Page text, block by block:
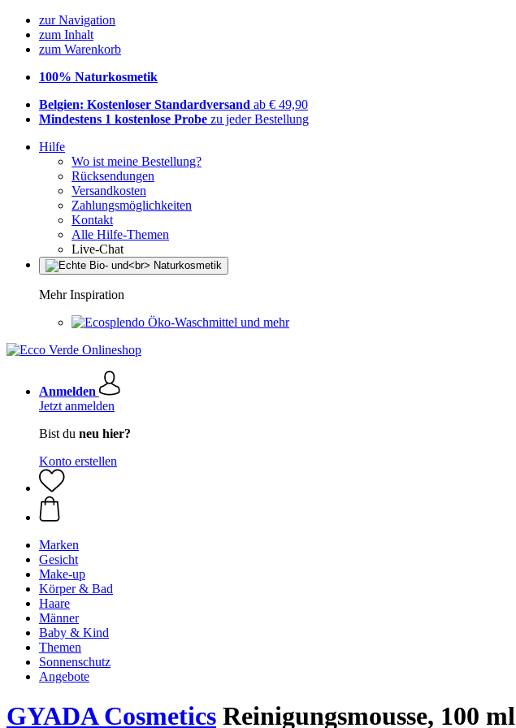
zur Navigation
zum Inhalt
zum Warenkorb
100% Naturkosmetik
Belgien: Kostenloser Standardversand ab € 49,90
Mindestens 1 kostenlose Probe zu jeder Bestellung
Hilfe
Wo ist meine Bestellung?
Rücksendungen
Versandkosten
Zahlungsmöglichkeiten
Kontakt
Alle Hilfe-Themen
Live-Chat
Mehr Inspiration
Öko-Waschmittel und mehr
Anmelden
Jetzt anmelden
Bist du neu hier?
Konto erstellen
Marken
Gesicht
Make-up
Körper & Bad
Haare
Männer
Baby & Kind
Themen
Sonnenschutz
Angebote
GYADA Cosmetics Reinigungsmousse, 100 ml